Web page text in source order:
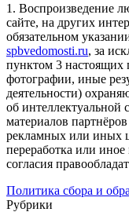
1. Воспроизведение
сайте, на других
обязательном
spbvedomosti.ru, за
пунктом 3 настоящих
фотографии, иные
деятельности)
об интеллектуальной
материалов
рекламных или иных
переработка или
согласия
Политика сбора и
Рубрики